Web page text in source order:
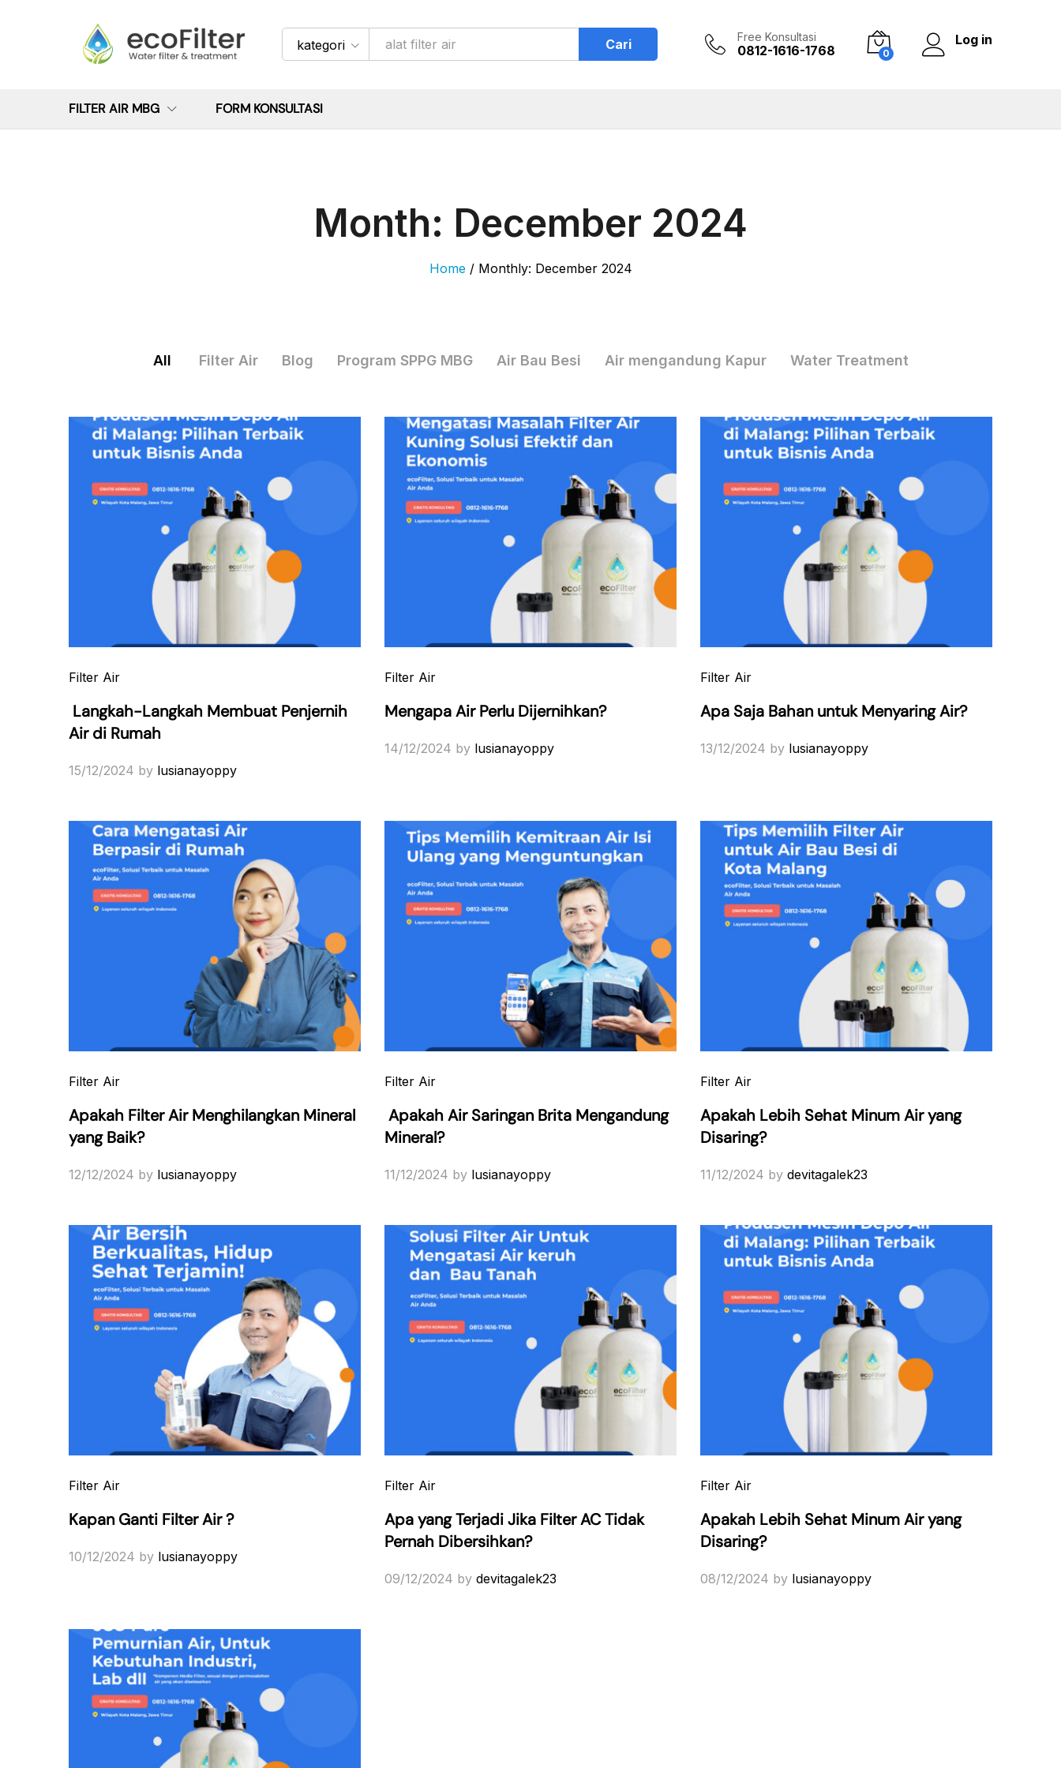
kategori Cari Free Konsultasi
0812-1616-1768 0
Log in
FILTER AIR MBG FORM KONSULTASI
Month: December 2024
Home / Monthly: December 2024
All Filter Air Blog Program SPPG MBG Air Bau Besi Air mengandung Kapur Water Treatment
Filter Air
Langkah-Langkah Membuat Penjernih
Air di Rumah
15/12/2024 by lusianayoppy
Filter Air
Mengapa Air Perlu Dijernihkan?
14/12/2024 by lusianayoppy
Filter Air
Apa Saja Bahan untuk Menyaring Air?
13/12/2024 by lusianayoppy
Filter Air
Apakah Filter Air Menghilangkan Mineral
yang Baik?
12/12/2024 by lusianayoppy
Filter Air
Apakah Air Saringan Brita Mengandung
Mineral?
11/12/2024 by lusianayoppy
Filter Air
Apakah Lebih Sehat Minum Air yang
Disaring?
11/12/2024 by devitagalek23
Filter Air
Kapan Ganti Filter Air ?
10/12/2024 by lusianayoppy
Filter Air
Apa yang Terjadi Jika Filter AC Tidak
Pernah Dibersihkan?
09/12/2024 by devitagalek23
Filter Air
Apakah Lebih Sehat Minum Air yang
Disaring?
08/12/2024 by lusianayoppy